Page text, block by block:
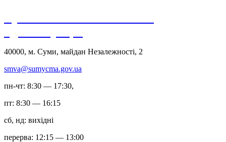
40000, м. Суми, майдан Незалежності, 2
smva@sumycma.gov.ua
пн-чт: 8:30 — 17:30,
пт: 8:30 — 16:15
сб, нд: вихідні
перерва: 12:15 — 13:00